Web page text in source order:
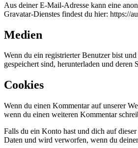
Aus deiner E-Mail-Adresse kann eine
Gravatar-Dienstes findest du hier: https://
Medien
Wenn du ein registrierter Benutzer bist
gespeichert sind, herunterladen und deren
Cookies
Wenn du einen Kommentar auf unserer
wenn du einen weiteren Kommentar
Falls du ein Konto hast und dich auf
Daten und wird verworfen, wenn du